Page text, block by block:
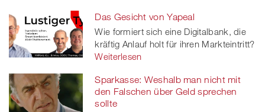
Das Gesicht von Yapeal
Wie formiert sich eine Digitalbank, die
kräftig Anlauf holt für ihren Markteintritt?
Weiterlesen
Sparkasse: Weshalb man nicht mit
den Falschen über Geld sprechen
sollte